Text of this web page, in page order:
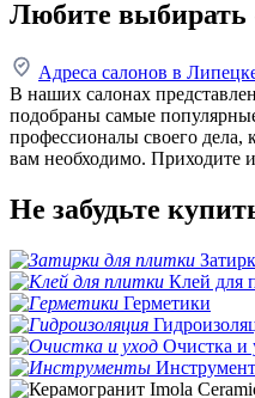
Любите выбирать
Адреса салонов в
В наших салонах
подобраны самые
профессионалы своего дела,
вам необходимо. Приходите
Не забудьте
Клей для
Герметики
Очистка и